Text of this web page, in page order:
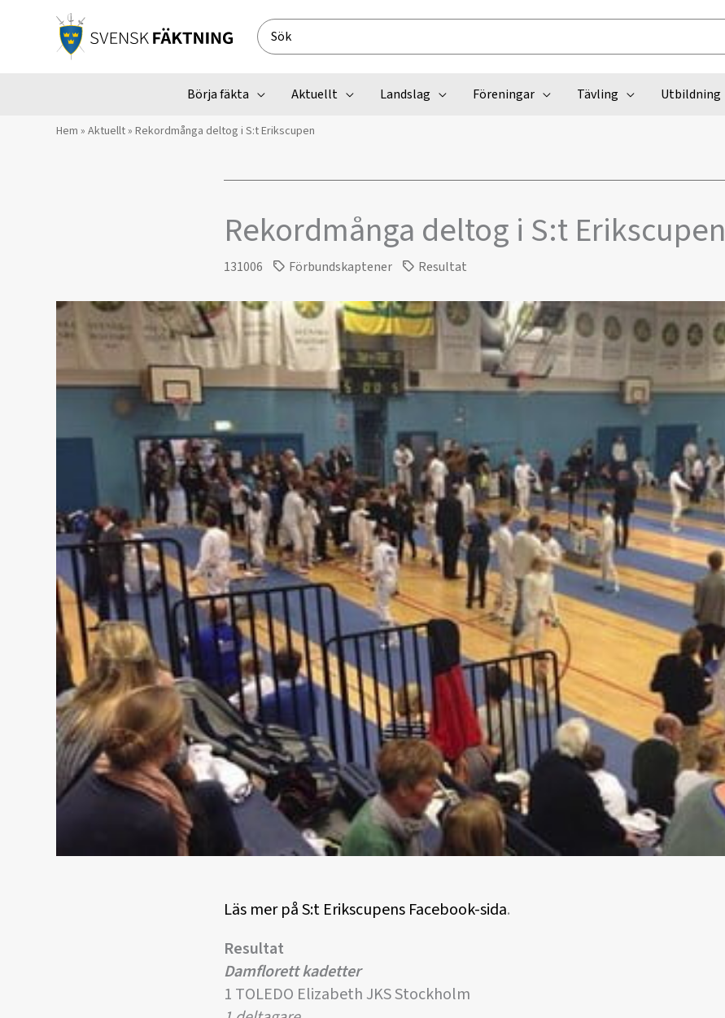
Search
for:
Börja fäkta Aktuellt Landslag Föreningar Tävling Utbildning
Hem » Aktuellt» Rekordmånga deltog i S:t Erikscupen
Rekordmånga deltog i S:t Erikscupen
131006 Förbundskaptener Resultat
Läs mer på S:t Erikscupens Facebook-sida.
Resultat
Damflorett kadetter
1 TOLEDO Elizabeth JKS Stockholm